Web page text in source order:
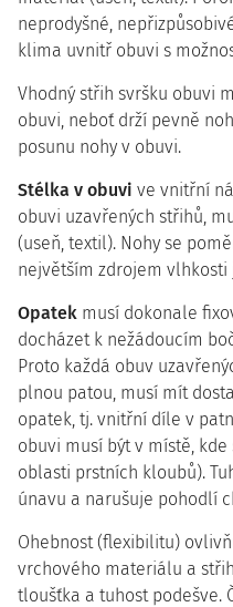
neprodyšné,
klima uvnitř obuvi s
Vhodný střih svršku obuvi
obuvi, neboť drží pevně
posunu nohy v obuvi.
Stélka v obuvi ve vnitřní
obuvi uzavřených střihů,
(useň, textil). Nohy se
největším zdrojem vlhkosti
Opatek musí dokonale
docházet k nežádoucím
Proto každá obuv
plnou patou, musí mít
opatek, tj. vnitřní díle v
obuvi musí být v místě,
oblasti prstních kloubů).
únavu a narušuje pohodlí
Ohebnost (flexibilitu)
vrchového materiálu a
tloušťka a tuhost podešve.